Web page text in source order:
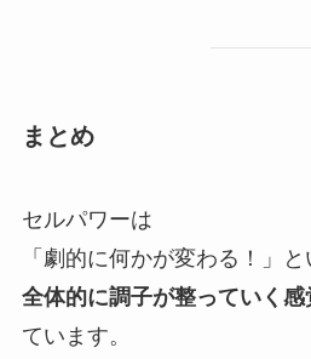
まとめ
セルパワーは
「劇的に何かが変わる！」と
全体的に調子が整っていく感
ています。